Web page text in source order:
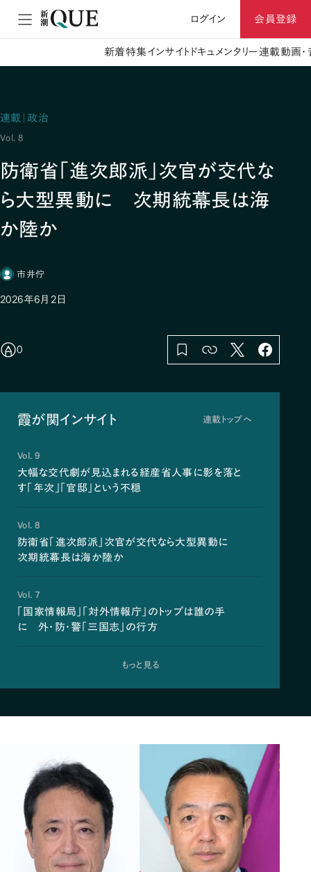
ログイン 会員登録
新着特集 インサイト ドキュメンタリー 連載動画
連載｜政治
Vol. 8
防衛省「進次郎派」次官が交代な
ら大型異動に 次期統幕長は海
か陸か
市井佇
2026年6月2日
0
霞が関インサイト 連載トップへ
Vol. 9
大幅な交代劇が見込まれる経産省人事に影を落と
す「年次」「官邸」という不穏
Vol. 8
防衛省「進次郎派」次官が交代なら大型異動に
次期統幕長は海か陸か
Vol. 7
「国家情報局」「対外情報庁」のトップは誰の手
に 外・防・警「三国志」の行方
もっと見る